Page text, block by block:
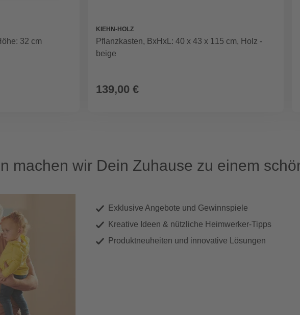
32 cm
KIEHN-HOLZ
Pflanzkasten, BxHxL: 40 x 43 x 115 cm, Holz -
beige
139,00 €
machen wir Dein Zuhause zu einem
Exklusive Angebote und Gewinnspiele
Kreative Ideen & nützliche Heimwerker-Tipps
Produktneuheiten und innovative Lösungen